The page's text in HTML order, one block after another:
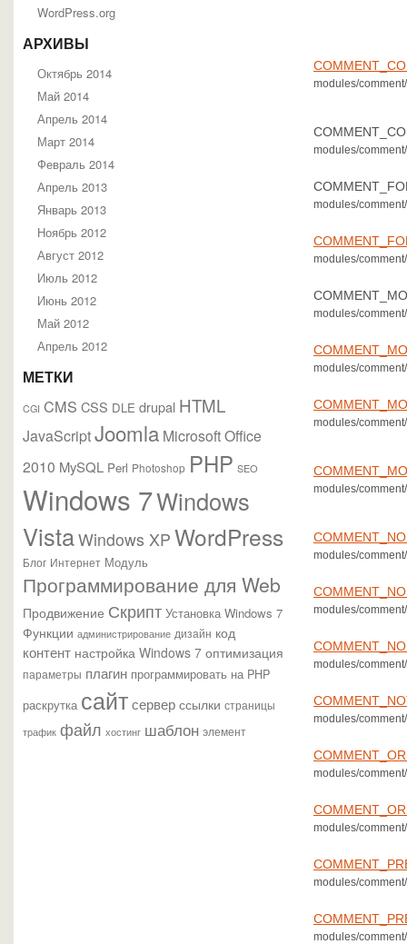
WordPress.org
АРХИВЫ
Октябрь 2014
Май 2014
Апрель 2014
Март 2014
Февраль 2014
Апрель 2013
Январь 2013
Ноябрь 2012
Август 2012
Июль 2012
Июнь 2012
Май 2012
Апрель 2012
МЕТКИ
CGI CMS CSS DLE drupal HTML
JavaScriptJoomla Microsoft Office
2010 MySQL Perl Photoshop PHP SEO
Windows 7Windows
VistaWindows XP WordPress
Блог Интернет Модуль
Программирование для Web
Продвижение Скрипт Установка Windows 7
Функции администрирование дизайн код
контент настройка Windows 7 оптимизация
параметры плагин программировать на PHP
раскрутка сайтсервер ссылки страницы
трафик файл хостинг шаблон элемент
modules/comment/
modules/comment/
modules/comment/
modules/comment/
modules/comment/
modules/comment/
modules/comment/
modules/comment/
modules/comment/
modules/comment/
modules/comment/
modules/comment/
modules/comment/
modules/comment/
modules/comment/
modules/comment/